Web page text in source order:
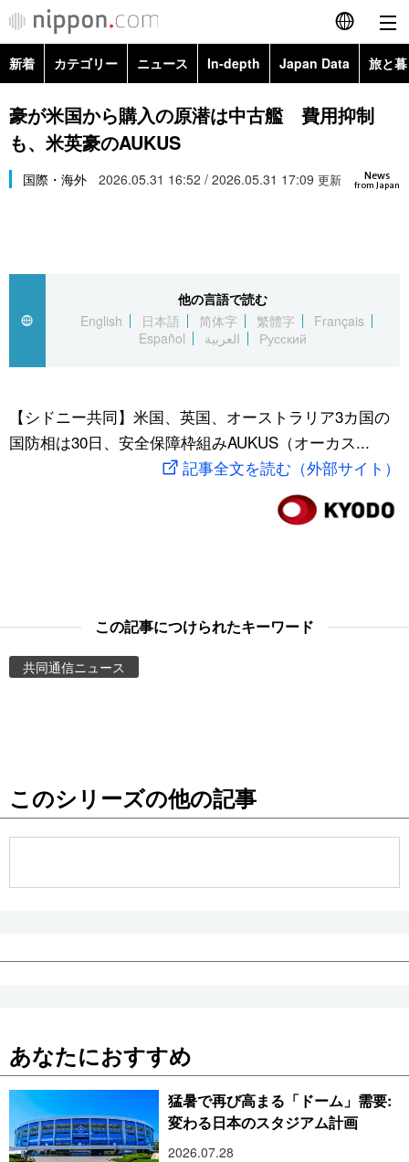
English
简体字
Русский
カテゴリー
経済・ビジネス
国際
文化
トップ
アーカイブ
In-depth
Japan Data
動画/Live
お知らせ
新着 カテゴリー ニュース In-depth Japan Data 旅と
政治・外交
経済・ビジネス
スポーツ・東京2020
Topics
豪が米国から購入の原潜は中古艦 費用抑制
も、米英豪のAUKUS
News
from Japan
国際・海外 2026.05.31 16:52 / 2026.05.31 17:09 更新
他の言語で読む
English
日本語 简体字 繁體字
Français
Español
العربية Русский
【シドニー共同】米国、英国、オーストラリア3カ国の
国防相は30日、安全保障枠組みAUKUS（オーカス...
記事全文を読む（外部サイト）
この記事につけられたキーワード
共同通信ニュース
このシリーズの他の記事
あなたにおすすめ
猛暑で再び高まる「ドーム」需要:
変わる日本のスタジアム計画
2026.07.28